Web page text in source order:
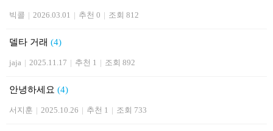
빅콜 | 2026.03.01 | 추천 0 | 조회 812
델타 거래 (4)
jaja | 2025.11.17 | 추천 1 | 조회 892
안녕하세요 (4)
서지훈 | 2025.10.26 | 추천 1 | 조회 733